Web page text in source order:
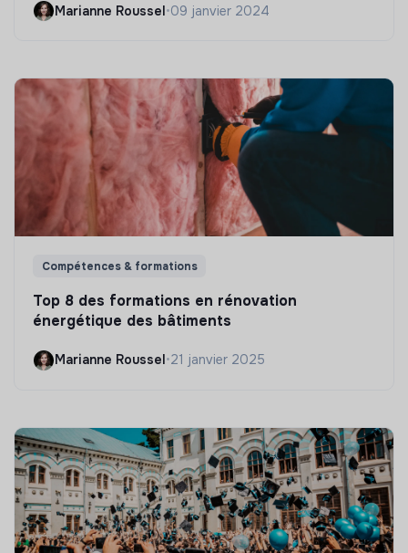
Marianne Roussel•09 janvier 2024
Compétences & formations
Top 8 des formations en rénovation
énergétique des bâtiments
Marianne Roussel•21 janvier 2025